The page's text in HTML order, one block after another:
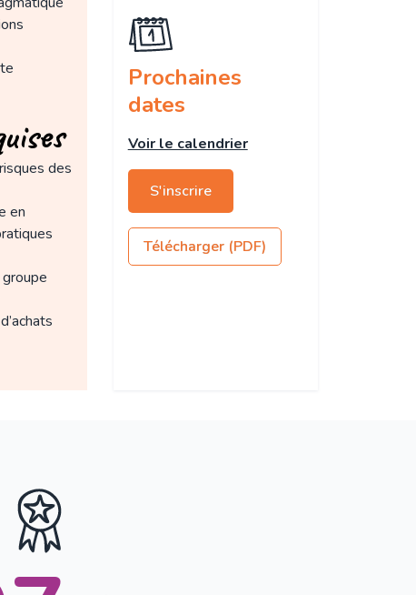
des
en
Prochaines
dates
Voir le calendrier
S'inscrire
Télécharger (PDF)